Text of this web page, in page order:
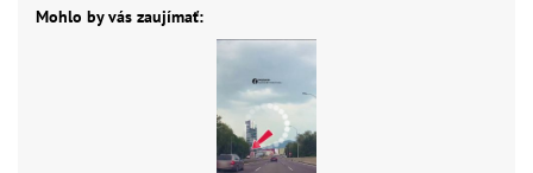
Mohlo by vás zaujímať: